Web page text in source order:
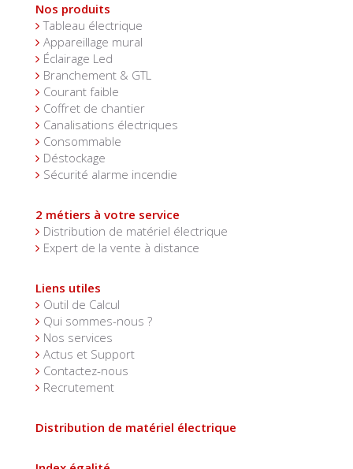
Nos produits
Tableau électrique
Appareillage mural
Éclairage Led
Branchement & GTL
Courant faible
Coffret de chantier
Canalisations électriques
Consommable
Déstockage
Sécurité alarme incendie
2 métiers à votre service
Distribution de matériel électrique
Expert de la vente à distance
Liens utiles
Outil de Calcul
Qui sommes-nous ?
Nos services
Actus et Support
Contactez-nous
Recrutement
Distribution de matériel électrique